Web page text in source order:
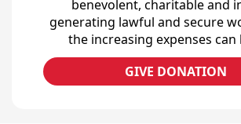
benevolent, charitable and
generating lawful and secure
the increasing expenses can
GIVE DONATION